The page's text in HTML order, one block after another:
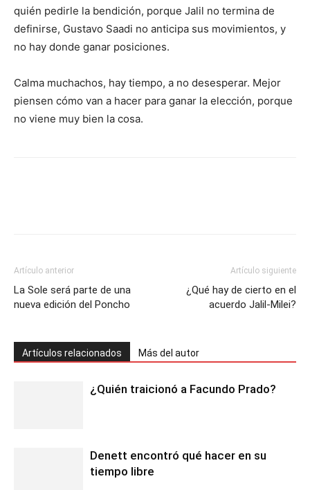
quién pedirle la bendición, porque Jalil no termina de
definirse, Gustavo Saadi no anticipa sus movimientos, y
no hay donde ganar posiciones.
Calma muchachos, hay tiempo, a no desesperar. Mejor
piensen cómo van a hacer para ganar la elección, porque
no viene muy bien la cosa.
Artículo anterior
La Sole será parte de una
nueva edición del Poncho
Artículo siguiente
¿Qué hay de cierto en el
acuerdo Jalil-Milei?
Artículos relacionados Más del autor
¿Quién traicionó a Facundo Prado?
Denett encontró qué hacer en su
tiempo libre